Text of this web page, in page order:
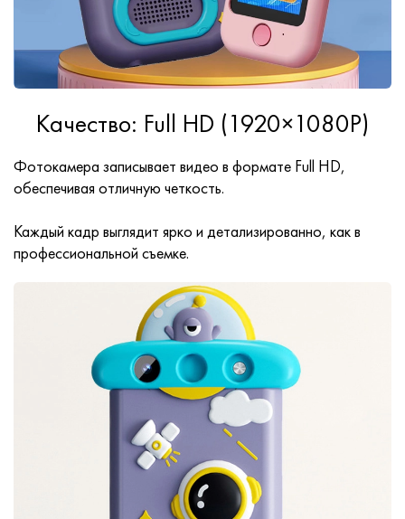
Качество: Full HD (1920×1080P)
Фотокамера записывает видео в формате Full HD,
обеспечивая отличную четкость.
Каждый кадр выглядит ярко и детализированно, как в
профессиональной съемке.